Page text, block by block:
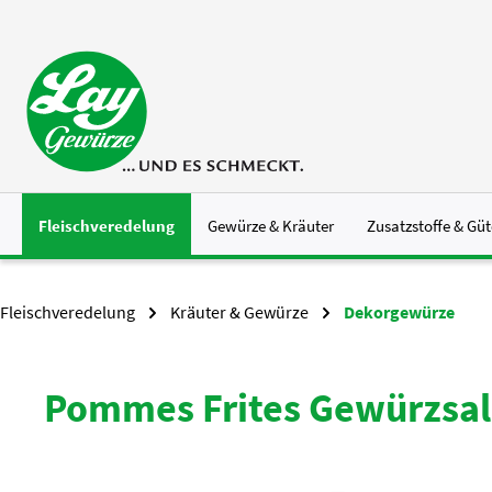
Fleischveredelung Gewürze & Kräuter Zusatzstoffe &
Fleischveredelung Kräuter & Gewürze Dekorgewürze
Pommes Frites